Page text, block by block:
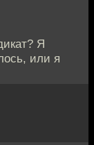
Я
или я